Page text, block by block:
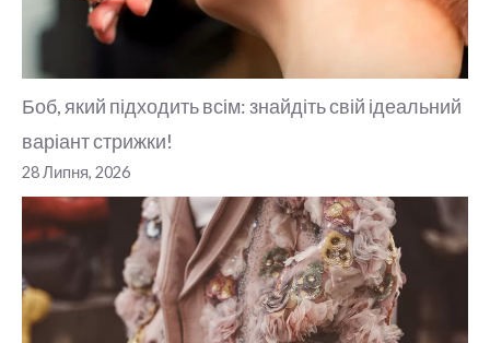
Боб, який підходить всім: знайдіть свій ідеальний
варіант стрижки!
28 Липня, 2026